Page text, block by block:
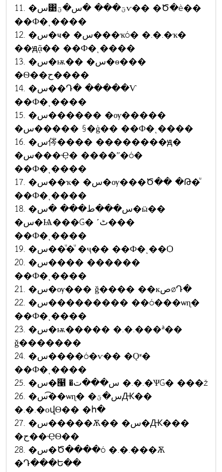
11. �س͹ؾ��� �س�ؾѵ�� �Ծ�è��
��Ф�ͺ����
12. �س�ҹ� �س���ҡó� �.�.�ҡ�
��ԭᾷ�� ��Ф�ͺ����
13. �س�ѭ�� �س�ѳ���
�Ѳ��ح����
14. �س��Դ� �����Ѵ
��Ф�ͺ����
15. �س������ �ѹ�����
�س����� §�ġ�� ��Ф�ͺ����
16. �س侺���� ��������ԭ�
�س���Ҿ� ����ʺ�ó�
��Ф�ͺ����
17. �س��ҡ� �س�ѹ���Ծ�� �Թ�ͧ
��Ф�ͺ����
18. �س���ط��� �س�ӹ��
�س�Ѩ���Ǵ� ˹ٹ���
��Ф�ͺ����
19. �س��ͧ�ͧ �ҷ�� ��Ф�ͺ��Ѻ
20. �س���� ������
��Ф�ͺ����
21. �س�ѹ��� ǧ���� ��кصøԴ�
22. �س��������� ��ó���ѡɳ�
��Ф�ͺ����
23. �س�ѭ����� �.�.���ª��
ǧ�������
24. �س����ó�ѵ�� �Ǫʶ�
��Ф�ͺ����
25. �س�๡ �س���ت �.�.�ѰǴ� ���ž
26. �س�͡�ѡɳ� �س�ؾԪ��
�.�.�оվѲ�� �հ�
27. �س�����Ѫ�� �س�Ԫ���
�ح��ҾѲ��
28. �س�Ծ����ó �.�.���Ѫ
�Դ���Ե��